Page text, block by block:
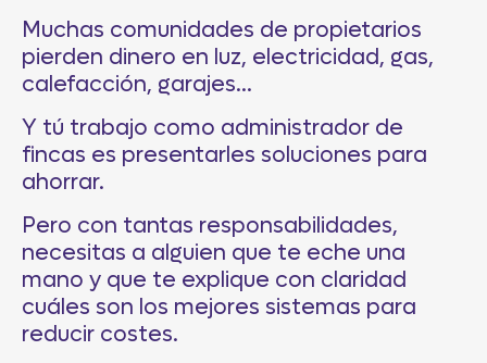
Muchas comunidades de propietarios
pierden dinero en luz, electricidad, gas,
calefacción, garajes…
Y tú trabajo como administrador de
fincas es presentarles soluciones para
ahorrar.
Pero con tantas responsabilidades,
necesitas a alguien que te eche una
mano y que te explique con claridad
cuáles son los mejores sistemas para
reducir costes.